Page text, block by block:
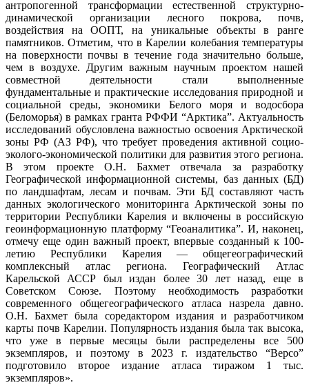
антропогенной трансформации естественной структурно-
динамической организации лесного покрова, почв,
воздействия на ООПТ, на уникальные объекты в ранге
памятников. Отметим, что в Карелии колебания температуры
на поверхности почвы в течение года значительно больше,
чем в воздухе. Другим важным научным проектом нашей
совместной деятельности стали выполненные
фундаментальные и практические исследования природной и
социальной среды, экономики Белого моря и водосбора
(Беломорья) в рамках гранта РФФИ “Арктика”. Актуальность
исследований обусловлена важностью освоения Арктической
зоны РФ (АЗ РФ), что требует проведения активной социо-
эколого-экономической политики для развития этого региона.
В этом проекте О.Н. Бахмет отвечала за разработку
Географической информационной системы, баз данных (БД)
по ландшафтам, лесам и почвам. Эти БД составляют часть
данных экологического мониторинга Арктической зоны по
территории Республики Карелия и включены в российскую
геоинформационную платформу “Геоаналитика”. И, наконец,
отмечу еще один важный проект, впервые созданный к 100-
летию Республики Карелия ― общегеографический
комплексный атлас региона. Географический Атлас
Карельской АССР был издан более 30 лет назад, еще в
Советском Союзе. Поэтому необходимость разработки
современного общегеографического атласа назрела давно.
О.Н. Бахмет была соредактором издания и разработчиком
карты почв Карелии. Популярность издания была так высока,
что уже в первые месяцы были распределены все 500
экземпляров, и поэтому в 2023 г. издательство “Версо”
подготовило второе издание атласа тиражом 1 тыс.
экземпляров».